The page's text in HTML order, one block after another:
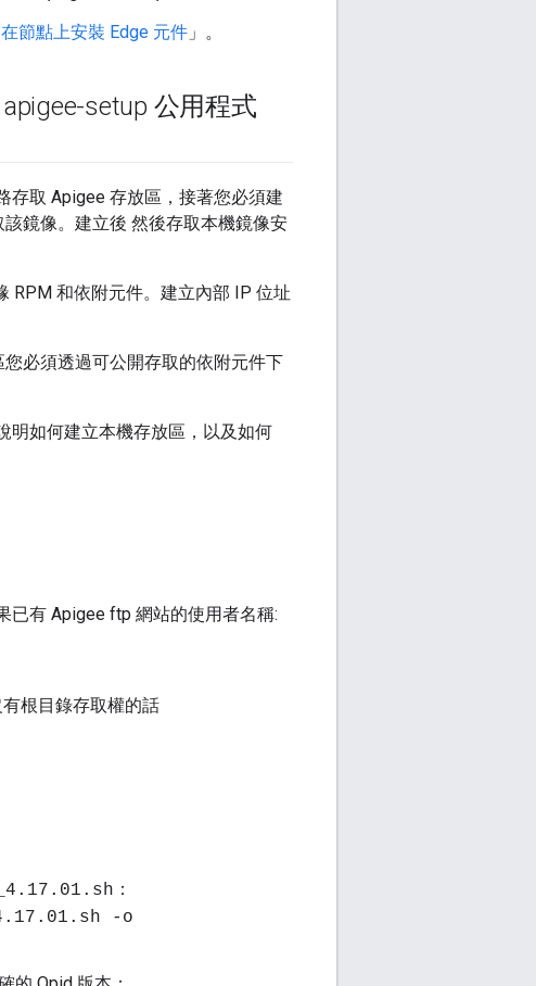
在節點上安裝 Edge 元件 」。
setup 公用程式
存取 Apigee 存放區，接著您必須建
鏡像。建立後 然後存取本機鏡像安
RPM 和依附元件。建立內部 IP 位址
必須透過可公開存取的依附元件下
明如何建立本機存放區，以及如何
已有 Apigee ftp 網站的使用者名稱:
根目錄存取權的話
：
-o